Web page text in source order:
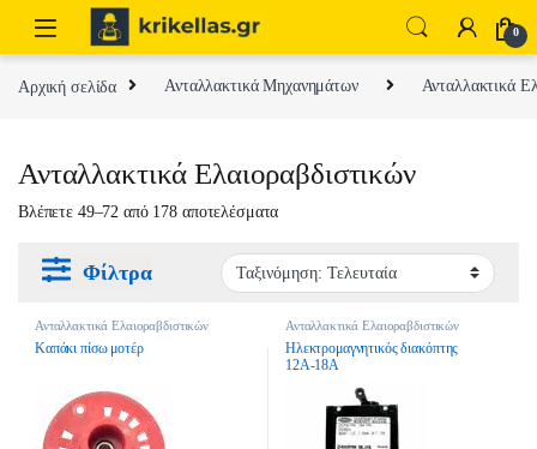
Skip to navigation
Skip to content
0
Αρχική σελίδα Ανταλλακτικά Μηχανημάτων Ανταλλακτικά
Ανταλλακτικά Ελαιοραβδιστικών
Βλέπετε 49–72 από 178 αποτελέσματαSorted by latest
Φίλτρα
Ανταλλακτικά Ελαιοραβδιστικών
Καπάκι πίσω μοτέρ
Ανταλλακτικά Ελαιοραβδιστικών
Ηλεκτρομαγνητικός διακόπτης
12Α-18Α